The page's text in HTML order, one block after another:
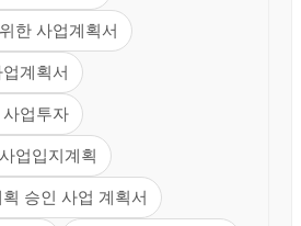
한 사업계획서
계획서
업투자
업입지계획
승인 사업 계획서